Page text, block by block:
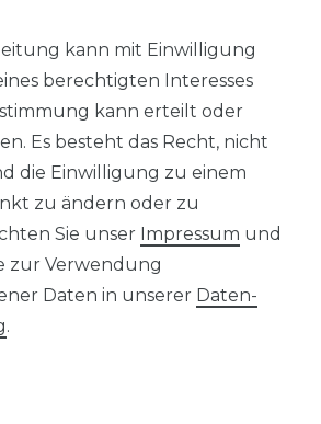
kann mit Einwilligung
berechtigten Interesses
kann erteilt oder
Es besteht das Recht, nicht
die Einwilligung zu einem
zu ändern oder zu
Sie unser Impressum und
zur Verwendung
Daten in unserer Daten­
.